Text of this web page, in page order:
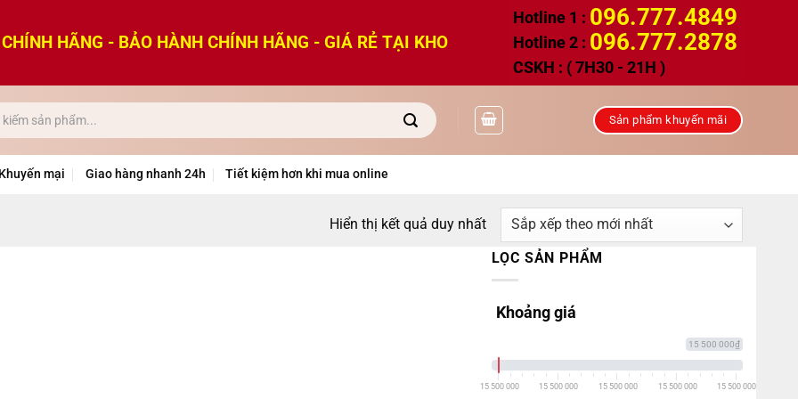
HÃNG - BẢO HÀNH CHÍNH HÃNG - GIÁ RẺ TẠI KHO
Hotline 1 : 096.777.4849
Hotline 2 : 096.777.2878
CSKH : ( 7H30 - 21H )
Sản phẩm khuyến mãi
Khuyến mại Giao hàng nhanh 24h Tiết kiệm hơn khi mua online
Hiển thị kết quả duy nhất
LỌC SẢN PHẨM
Khoảng giá
15 500 000₫
15 500 000 15 500 000 15 500 000 15 500 000 15 500 000